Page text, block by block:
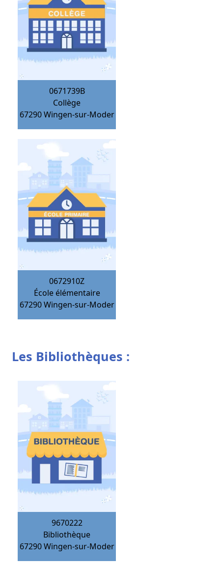
0671739B
Collège
67290 Wingen-sur-Moder
0672910Z
École élémentaire
67290 Wingen-sur-Moder
Les Bibliothèques :
9670222
Bibliothèque
67290 Wingen-sur-Moder